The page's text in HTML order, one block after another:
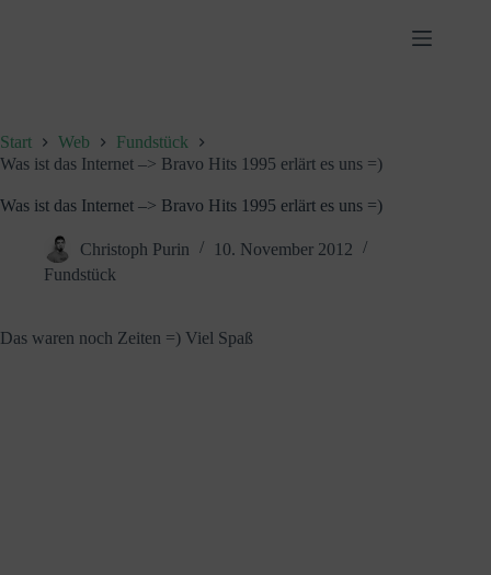
Start Web
Fundstück
Was ist das Internet –> Bravo Hits 1995 erlärt es uns =)
Was ist das Internet –> Bravo Hits 1995 erlärt es uns =)
Christoph Purin
10. November 2012
Fundstück
Das waren noch Zeiten =) Viel Spaß